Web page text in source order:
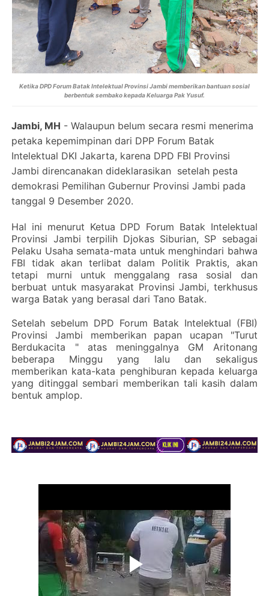
Ketika DPD Forum Batak Intelektual Provinsi Jambi memberikan bantuan sosial
berbentuk sembako kepada Keluarga Pak Yusuf.
Jambi, MH - Walaupun belum secara resmi menerima
petaka kepemimpinan dari DPP Forum Batak
Intelektual DKI Jakarta, karena DPD FBI Provinsi
Jambi direncanakan dideklarasikan setelah pesta
demokrasi Pemilihan Gubernur Provinsi Jambi pada
tanggal 9 Desember 2020.
Hal ini menurut Ketua DPD Forum Batak Intelektual
Provinsi Jambi terpilih Djokas Siburian, SP sebagai
Pelaku Usaha semata-mata untuk menghindari bahwa
FBI tidak akan terlibat dalam Politik Praktis, akan
tetapi murni untuk menggalang rasa sosial dan
berbuat untuk masyarakat Provinsi Jambi, terkhusus
warga Batak yang berasal dari Tano Batak.
Setelah sebelum DPD Forum Batak Intelektual (FBI)
Provinsi Jambi memberikan papan ucapan "Turut
Berdukacita " atas meninggalnya GM Aritonang
beberapa Minggu yang lalu dan sekaligus
memberikan kata-kata penghiburan kepada keluarga
yang ditinggal sembari memberikan tali kasih dalam
bentuk amplop.